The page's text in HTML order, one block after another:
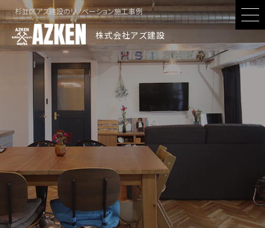
株式会社アズ建設
杉並区アズ建設のリノベーション施工事例